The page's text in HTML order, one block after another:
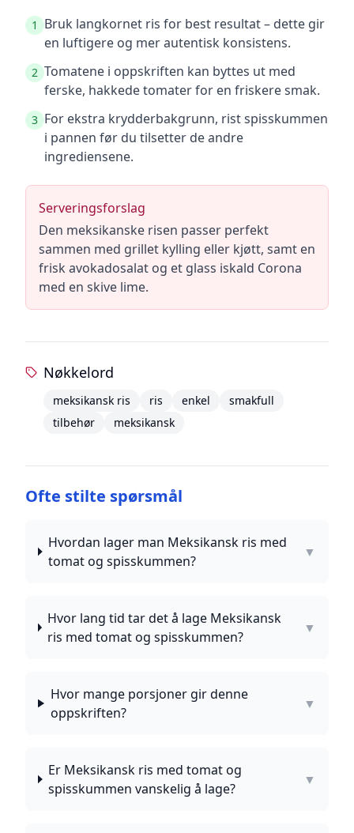
1
Bruk langkornet ris for best resultat – dette gir
en luftigere og mer autentisk konsistens.
2 Tomatene i oppskriften kan byttes ut med
ferske, hakkede tomater for en friskere smak.
3 For ekstra krydderbakgrunn, rist spisskummen
i pannen før du tilsetter de andre
ingrediensene.
Serveringsforslag
Den meksikanske risen passer perfekt
sammen med grillet kylling eller kjøtt, samt en
frisk avokadosalat og et glass iskald Corona
med en skive lime.
Nøkkelord
meksikansk ris ris enkel
smakfull
tilbehør
meksikansk
Ofte stilte spørsmål
Hvordan lager man Meksikansk ris med
tomat og spisskummen?
▼
Hvor lang tid tar det å lage Meksikansk
ris med tomat og spisskummen?
▼
Hvor mange porsjoner gir denne
oppskriften?
▼
Er Meksikansk ris med tomat og
spisskummen vanskelig å lage?
▼